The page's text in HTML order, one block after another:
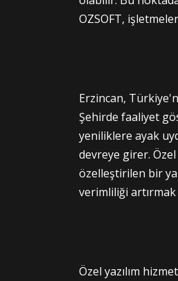
OZSOFT,
Erzincan,
Şehirde faaliyet
yeniliklere ayak
devreye girer.
özelleştirilen bir
verimliliği
Özel yazılım